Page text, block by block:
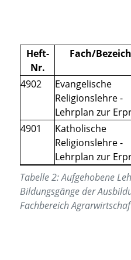
Heft-
Nr.
Fach/
4902
Evangelische
Religionslehre -
Lehrplan zur
4901
Katholische
Religionslehre -
Lehrplan zur
Tabelle2:Aufgehobene
Bildungsgänge der
Fachbereich